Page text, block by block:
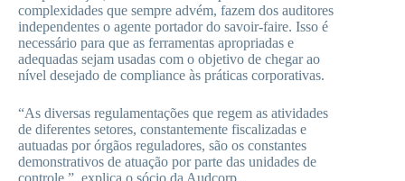
complexidades que sempre advém, fazem dos auditores
independentes o agente portador do savoir-faire. Isso é
necessário para que as ferramentas apropriadas e
adequadas sejam usadas com o objetivo de chegar ao
nível desejado de compliance às práticas corporativas.
“As diversas regulamentações que regem as atividades
de diferentes setores, constantemente fiscalizadas e
autuadas por órgãos reguladores, são os constantes
demonstrativos de atuação por parte das unidades de
controle.”, explica o sócio da Audcorp.